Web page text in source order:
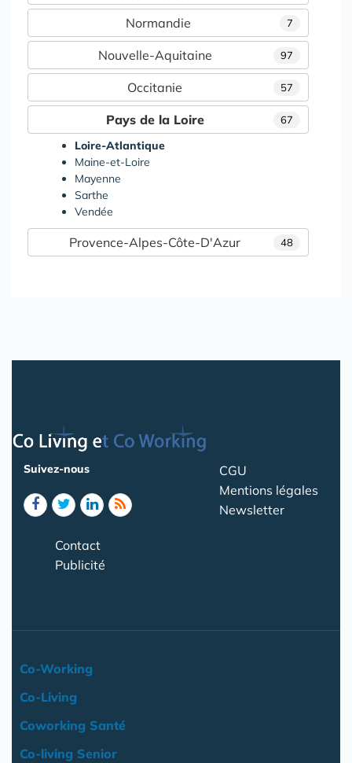
7
Normandie
97
Nouvelle-Aquitaine
57
Occitanie
67
Pays de la Loire
Loire-Atlantique
Maine-et-Loire
Mayenne
Sarthe
Vendée
48
Provence-Alpes-Côte-D'Azur
Suivez-nous
CGU
Mentions légales
Newsletter
Contact
Publicité
Co-Working
Co-Living
Coworking Santé
Co-living Senior